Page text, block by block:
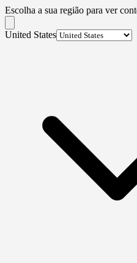
Escolha a sua região para ver
United States